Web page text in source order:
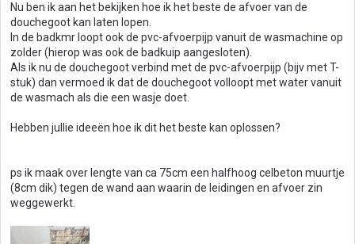
Nu ben ik aan het bekijken hoe ik het beste de afvoer van de
douchegoot kan laten lopen.
In de badkmr loopt ook de pvc-afvoerpijp vanuit de wasmachine op
zolder (hierop was ook de badkuip aangesloten).
Als ik nu de douchegoot verbind met de pvc-afvoerpijp (bijv met T-
stuk) dan vermoed ik dat de douchegoot volloopt met water vanuit
de wasmach als die een wasje doet.
Hebben jullie ideeën hoe ik dit het beste kan oplossen?
ps ik maak over lengte van ca 75cm een halfhoog celbeton muurtje
(8cm dik) tegen de wand aan waarin de leidingen en afvoer zin
weggewerkt.